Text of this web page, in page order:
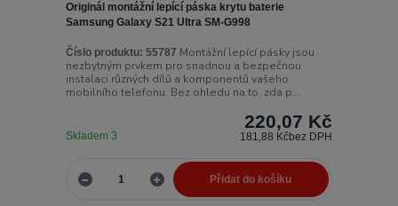
Originál montážní lepící páska krytu baterie
Samsung Galaxy S21 Ultra SM-G998
Číslo produktu: 55787 Montážní lepící pásky jsou
nezbytným prvkem pro snadnou a bezpečnou
instalaci různých dílů a komponentů vašeho
mobilního telefonu. Bez ohledu na to, zda p...
220,07 Kč
181,88 Kčbez DPH
Skladem 3
Přidat do košíku